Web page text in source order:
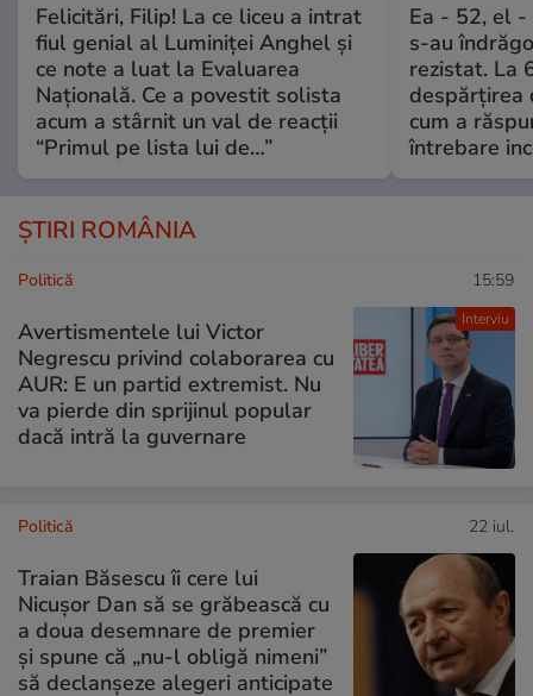
Felicitări, Filip! La ce liceu a intrat
fiul genial al Luminiței Anghel și
ce note a luat la Evaluarea
Națională. Ce a povestit solista
acum a stârnit un val de reacții
“Primul pe lista lui de…”
Ea - 52, el -
s-au
rezistat. La
despărțirea
cum a
întrebare
ȘTIRI ROMÂNIA
Interviu
Politică 15:59
Avertismentele lui Victor
Negrescu privind colaborarea cu
AUR: E un partid extremist. Nu
va pierde din sprijinul popular
dacă intră la guvernare
Politică 22 iul.
Traian Băsescu îi cere lui
Nicușor Dan să se grăbească cu
a doua desemnare de premier
și spune că „nu-l obligă nimeni”
să declanșeze alegeri anticipate